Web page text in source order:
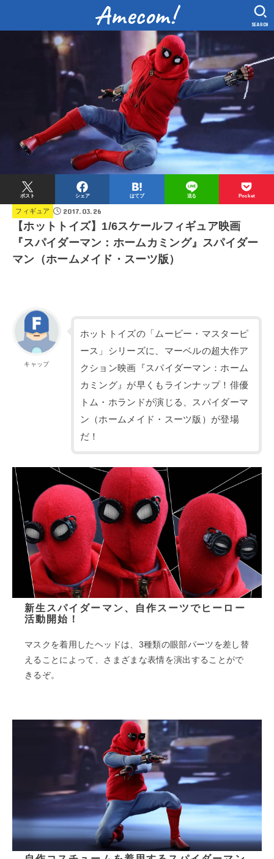
SEARCH
ポスト シェア はてブ 送る Pocket
フィギュア 2017.03.26
【ホットトイズ】1/6スケールフィギュア映画
『スパイダーマン：ホームカミング』スパイダー
マン（ホームメイド・スーツ版）
キャップ
ホットトイズの「ムービー・マスターピ
ース」シリーズに、マーベルの超大作ア
クション映画『スパイダーマン：ホーム
カミング』が早くもラインナップ！俳優
トム・ホランドが演じる、スパイダーマ
ン（ホームメイド・スーツ版）が登場
だ！
新生スパイダーマン、自作スーツでヒーロー
活動開始！
マスクを着用したヘッドは、3種類の眼部パーツを差し替
えることによって、さまざまな表情を演出することがで
きるぞ。